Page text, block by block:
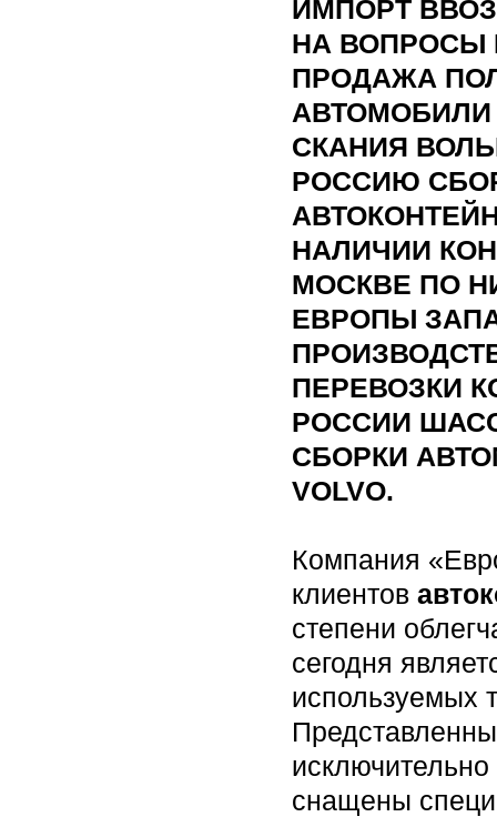
ИМПОРТ
НА ВОПРОСЫ
ПРОДАЖА
СКАНИЯ
РОССИЮ
НАЛИЧИИ
МОСКВЕ ПО
ЕВРОПЫ
ПЕРЕВОЗКИ
РОССИИ
СБОРКИ
VOLVO.
Компания
клиентов
степени
сегодня
используемых
исключительно
снащены